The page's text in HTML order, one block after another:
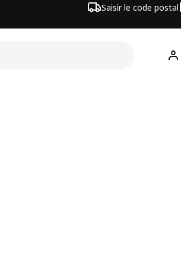
Saisir le code postal
Hej